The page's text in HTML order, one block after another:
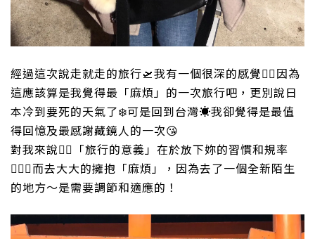
經過這次說走就走的旅行🛫我有一個很深的感覺☝🏻因為
這應該算是我覺得最「麻煩」的一次旅行吧，更別說日
本冷到要死的天氣了❄️可是回到台灣☀️我卻覺得是最值
得回憶及最感謝藏鏡人的一次😘
對我來說☝🏻 「旅行的意義」在於放下妳的習慣和規率
🏃🏻‍♀️而去大大的擁抱「麻煩」，因為去了一個全新陌生
的地方～是需要調節和適應的！